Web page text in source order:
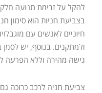
להקל על זרימת תנועה
בצביעת חניות הוא סימון
חיוניים לאנשים עם
ולמתקנים. בנוסף, יש לסמן
גישה מהירה וללא הפרעה
צביעת חניה לרכב כרוכה